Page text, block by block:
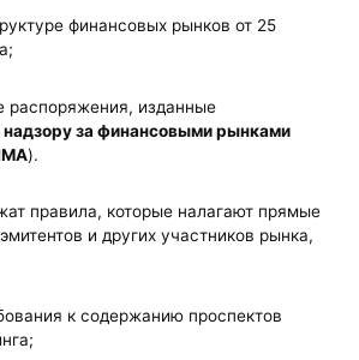
финансовых рынков от 25
распоряжения, изданные
надзору за финансовыми рынками
).
правила, которые налагают прямые
и других участников рынка,
к содержанию проспектов